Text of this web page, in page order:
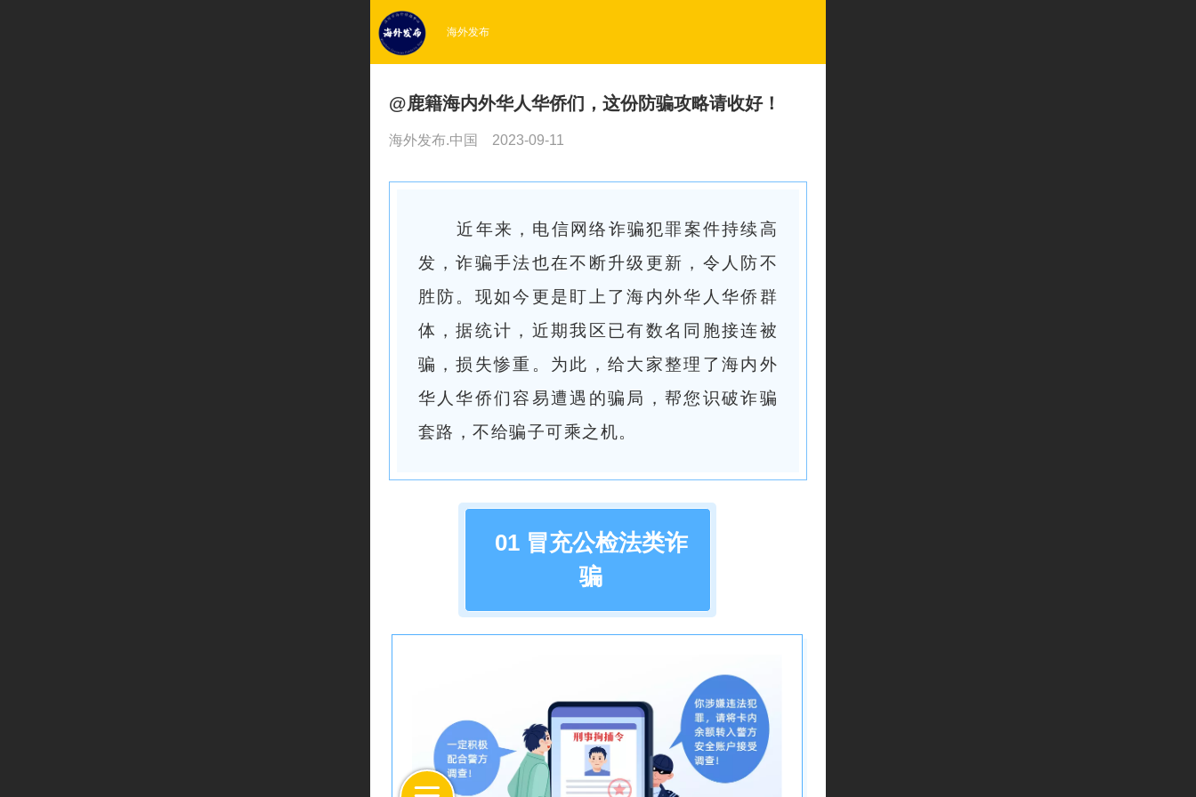
海外发布
@鹿籍海内外华人华侨们，这份防骗攻略请收好！
海外发布.中国 2023-09-11
近年来，电信网络诈骗犯罪案件持续高
发，诈骗手法也在不断升级更新，令人防不
胜防。现如今更是盯上了海内外华人华侨群
体，据统计，近期我区已有数名同胞接连被
骗，损失惨重。为此，给大家整理了海内外
华人华侨们容易遭遇的骗局，帮您识破诈骗
套路，不给骗子可乘之机。
01 冒充公检法类诈
骗